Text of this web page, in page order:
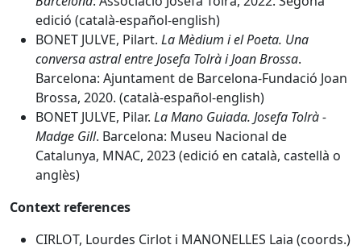
edició (català-español-english)
BONET JULVE, Pilart. La Mèdium i el Poeta. Una
conversa astral entre Josefa Tolrà i Joan Brossa.
Barcelona: Ajuntament de Barcelona-Fundació Joan
Brossa, 2020. (català-español-english)
BONET JULVE, Pilar. La Mano Guiada. Josefa Tolrà -
Madge Gill. Barcelona: Museu Nacional de
Catalunya, MNAC, 2023 (edició en català, castellà o
anglès)
Context references
CIRLOT, Lourdes Cirlot i MANONELLES Laia (coords.)